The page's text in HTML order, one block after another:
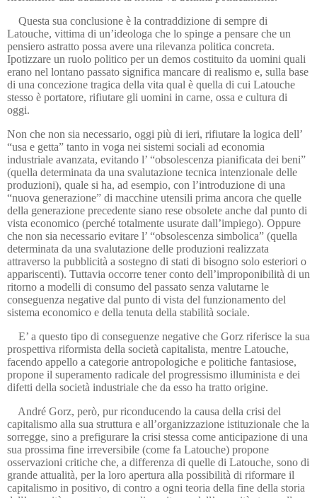
Questa sua conclusione è la contraddizione di sempre di
Latouche, vittima di un’ideologa che lo spinge a pensare che un
pensiero astratto possa avere una rilevanza politica concreta.
Ipotizzare un ruolo politico per un demos costituito da uomini quali
erano nel lontano passato significa mancare di realismo e, sulla base
di una concezione tragica della vita qual è quella di cui Latouche
stesso è portatore, rifiutare gli uomini in carne, ossa e cultura di
oggi.
Non che non sia necessario, oggi più di ieri, rifiutare la logica dell’
“usa e getta” tanto in voga nei sistemi sociali ad economia
industriale avanzata, evitando l’ “obsolescenza pianificata dei beni”
(quella determinata da una svalutazione tecnica intenzionale delle
produzioni), quale si ha, ad esempio, con l’introduzione di una
“nuova generazione” di macchine utensili prima ancora che quelle
della generazione precedente siano rese obsolete anche dal punto di
vista economico (perché totalmente usurate dall’impiego). Oppure
che non sia necessario evitare l’ “obsolescenza simbolica” (quella
determinata da una svalutazione delle produzioni realizzata
attraverso la pubblicità a sostegno di stati di bisogno solo esteriori o
appariscenti). Tuttavia occorre tener conto dell’improponibilità di un
ritorno a modelli di consumo del passato senza valutarne le
conseguenza negative dal punto di vista del funzionamento del
sistema economico e della tenuta della stabilità sociale.
E’ a questo tipo di conseguenze negative che Gorz riferisce la sua
prospettiva riformista della società capitalista, mentre Latouche,
facendo appello a categorie antropologiche e politiche fantasiose,
propone il superamento radicale del progressismo illuminista e dei
difetti della società industriale che da esso ha tratto origine.
André Gorz, però, pur riconducendo la causa della crisi del
capitalismo alla sua struttura e all’organizzazione istituzionale che la
sorregge, sino a prefigurare la crisi stessa come anticipazione di una
sua prossima fine irreversibile (come fa Latouche) propone
osservazioni critiche che, a differenza di quelle di Latouche, sono di
grande attualità, per la loro apertura alla possibilità di riformare il
capitalismo in positivo, di contro a ogni teoria della fine della storia